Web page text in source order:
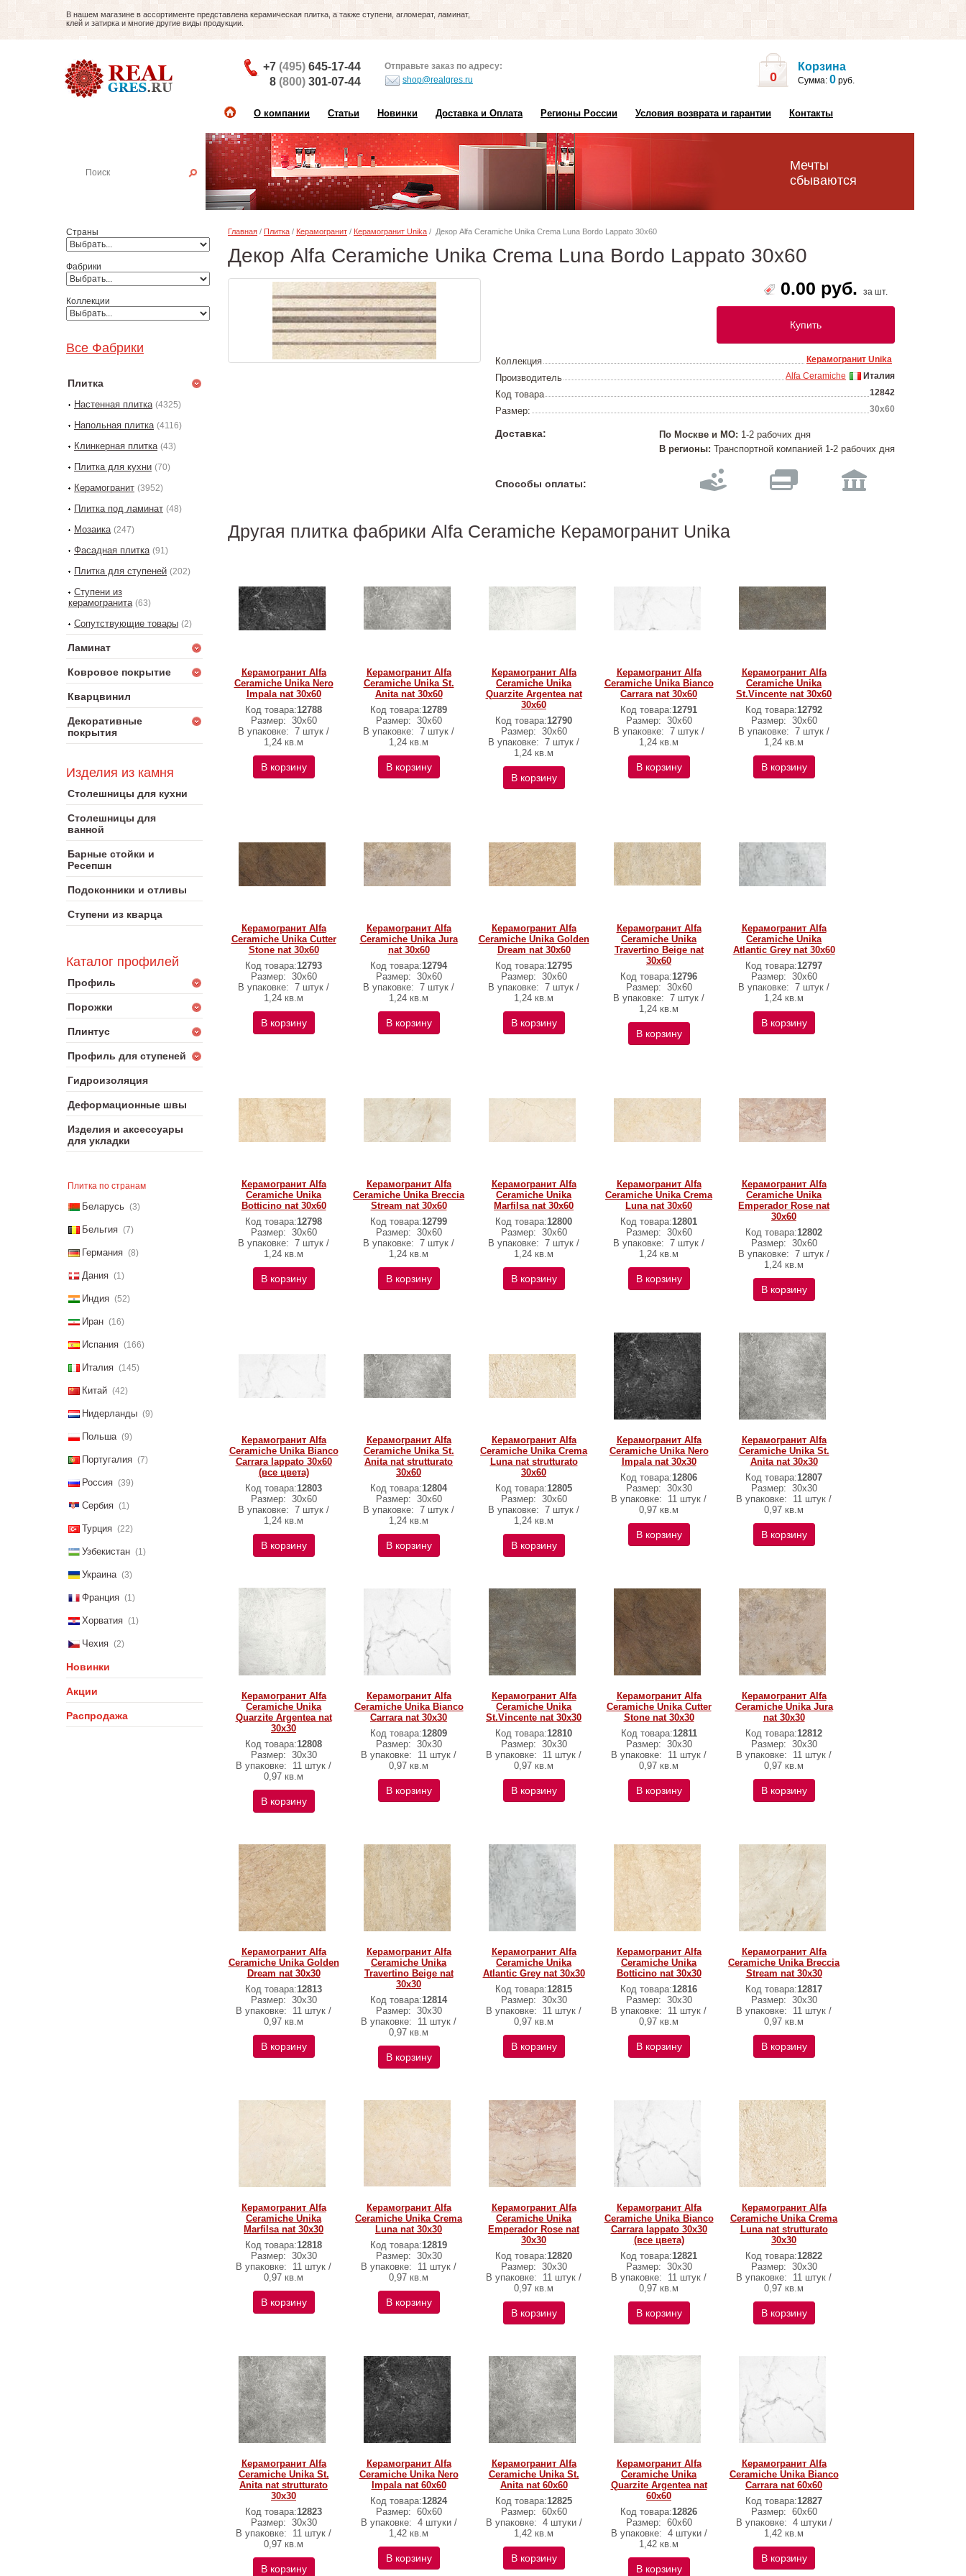
В нашем магазине в ассортименте представлена керамическая плитка, а также ступени, агломерат, ламинат,
клей и затирка и многие другие виды продукции.
+7 (495) 645-17-44
8 (800) 301-07-44
Отправьте заказ по адресу:
shop@realgres.ru
0
Корзина
Сумма: 0 руб.
О компании Статьи Новинки Доставка и Оплата Регионы России Условия возврата и гарантии Контакты
Мечты
сбываются
Страны
Фабрики
Коллекции
Все Фабрики
Плитка
Настенная плитка (4325)
Напольная плитка (4116)
Клинкерная плитка (43)
Плитка для кухни (70)
Керамогранит (3952)
Плитка под ламинат (48)
Мозаика (247)
Фасадная плитка (91)
Плитка для ступеней (202)
Ступени из
керамогранита (63)
Сопутствующие товары (2)
Ламинат
Ковровое покрытие
Кварцвинил
Декоративные
покрытия
Изделия из камня
Столешницы для кухни
Столешницы для
ванной
Барные стойки и
Ресепшн
Подоконники и отливы
Ступени из кварца
Каталог профилей
Профиль
Порожки
Плинтус
Профиль для ступеней
Гидроизоляция
Деформационные швы
Изделия и аксессуары
для укладки
Плитка по странам
Беларусь (3)
Бельгия (7)
Германия (8)
Дания (1)
Индия (52)
Иран (16)
Испания (166)
Италия (145)
Китай (42)
Нидерланды (9)
Польша (9)
Португалия (7)
Россия (39)
Сербия (1)
Турция (22)
Узбекистан (1)
Украина (3)
Франция (1)
Хорватия (1)
Чехия (2)
Новинки
Акции
Распродажа
Главная / Плитка / Керамогранит / Керамогранит Unika / Декор Alfa Ceramiche Unika Crema Luna Bordo Lappato 30х60
Декор Alfa Ceramiche Unika Crema Luna Bordo Lappato 30х60
0.00 руб. за шт.
Купить
Коллекция Керамогранит Unika
Производитель Италия
Alfa Ceramiche
Код товара 12842
Размер: 30х60
Доставка: По Москве и МО: 1-2 рабочих дня
В регионы: Транспортной компанией 1-2 рабочих дня
Способы оплаты:
Другая плитка фабрики Alfa Ceramiche Керамогранит Unika
Керамогранит Alfa
Ceramiche Unika Nero
Impala nat 30х60
Код товара:12788
Размер: 30х60
В упаковке: 7 штук /
1,24 кв.м
В корзину
Керамогранит Alfa
Ceramiche Unika St.
Anita nat 30х60
Код товара:12789
Размер: 30х60
В упаковке: 7 штук /
1,24 кв.м
В корзину
Керамогранит Alfa
Ceramiche Unika
Quarzite Argentea nat
30х60
Код товара:12790
Размер: 30х60
В упаковке: 7 штук /
1,24 кв.м
В корзину
Керамогранит Alfa
Ceramiche Unika Bianco
Carrara nat 30х60
Код товара:12791
Размер: 30х60
В упаковке: 7 штук /
1,24 кв.м
В корзину
Керамогранит Alfa
Ceramiche Unika
St.Vincente nat 30х60
Код товара:12792
Размер: 30х60
В упаковке: 7 штук /
1,24 кв.м
В корзину
Керамогранит Alfa
Ceramiche Unika Cutter
Stone nat 30х60
Код товара:12793
Размер: 30х60
В упаковке: 7 штук /
1,24 кв.м
В корзину
Керамогранит Alfa
Ceramiche Unika Jura
nat 30х60
Код товара:12794
Размер: 30х60
В упаковке: 7 штук /
1,24 кв.м
В корзину
Керамогранит Alfa
Ceramiche Unika Golden
Dream nat 30х60
Код товара:12795
Размер: 30х60
В упаковке: 7 штук /
1,24 кв.м
В корзину
Керамогранит Alfa
Ceramiche Unika
Travertino Beige nat
30х60
Код товара:12796
Размер: 30х60
В упаковке: 7 штук /
1,24 кв.м
В корзину
Керамогранит Alfa
Ceramiche Unika
Atlantic Grey nat 30х60
Код товара:12797
Размер: 30х60
В упаковке: 7 штук /
1,24 кв.м
В корзину
Керамогранит Alfa
Ceramiche Unika
Botticino nat 30х60
Код товара:12798
Размер: 30х60
В упаковке: 7 штук /
1,24 кв.м
В корзину
Керамогранит Alfa
Ceramiche Unika Breccia
Stream nat 30х60
Код товара:12799
Размер: 30х60
В упаковке: 7 штук /
1,24 кв.м
В корзину
Керамогранит Alfa
Ceramiche Unika
Marfilsa nat 30х60
Код товара:12800
Размер: 30х60
В упаковке: 7 штук /
1,24 кв.м
В корзину
Керамогранит Alfa
Ceramiche Unika Crema
Luna nat 30х60
Код товара:12801
Размер: 30х60
В упаковке: 7 штук /
1,24 кв.м
В корзину
Керамогранит Alfa
Ceramiche Unika
Emperador Rose nat
30х60
Код товара:12802
Размер: 30х60
В упаковке: 7 штук /
1,24 кв.м
В корзину
Керамогранит Alfa
Ceramiche Unika Bianco
Carrara lappato 30х60
(все цвета)
Код товара:12803
Размер: 30х60
В упаковке: 7 штук /
1,24 кв.м
В корзину
Керамогранит Alfa
Ceramiche Unika St.
Anita nat strutturato
30х60
Код товара:12804
Размер: 30х60
В упаковке: 7 штук /
1,24 кв.м
В корзину
Керамогранит Alfa
Ceramiche Unika Crema
Luna nat strutturato
30х60
Код товара:12805
Размер: 30х60
В упаковке: 7 штук /
1,24 кв.м
В корзину
Керамогранит Alfa
Ceramiche Unika Nero
Impala nat 30х30
Код товара:12806
Размер: 30х30
В упаковке:
11 штук /
0,97 кв.м
В корзину
Керамогранит Alfa
Ceramiche Unika St.
Anita nat 30х30
Код товара:12807
Размер: 30х30
В упаковке:
11 штук /
0,97 кв.м
В корзину
Керамогранит Alfa
Ceramiche Unika
Quarzite Argentea nat
30х30
Код товара:12808
Размер: 30х30
В упаковке:
11 штук /
0,97 кв.м
В корзину
Керамогранит Alfa
Ceramiche Unika Bianco
Carrara nat 30х30
Код товара:12809
Размер: 30х30
В упаковке:
11 штук /
0,97 кв.м
В корзину
Керамогранит Alfa
Ceramiche Unika
St.Vincente nat 30х30
Код товара:12810
Размер: 30х30
В упаковке:
11 штук /
0,97 кв.м
В корзину
Керамогранит Alfa
Ceramiche Unika Cutter
Stone nat 30х30
Код товара:12811
Размер: 30х30
В упаковке:
11 штук /
0,97 кв.м
В корзину
Керамогранит Alfa
Ceramiche Unika Jura
nat 30х30
Код товара:12812
Размер: 30х30
В упаковке:
11 штук /
0,97 кв.м
В корзину
Керамогранит Alfa
Ceramiche Unika Golden
Dream nat 30х30
Код товара:12813
Размер: 30х30
В упаковке:
11 штук /
0,97 кв.м
В корзину
Керамогранит Alfa
Ceramiche Unika
Travertino Beige nat
30х30
Код товара:12814
Размер: 30х30
В упаковке:
11 штук /
0,97 кв.м
В корзину
Керамогранит Alfa
Ceramiche Unika
Atlantic Grey nat 30х30
Код товара:12815
Размер: 30х30
В упаковке:
11 штук /
0,97 кв.м
В корзину
Керамогранит Alfa
Ceramiche Unika
Botticino nat 30х30
Код товара:12816
Размер: 30х30
В упаковке:
11 штук /
0,97 кв.м
В корзину
Керамогранит Alfa
Ceramiche Unika Breccia
Stream nat 30х30
Код товара:12817
Размер: 30х30
В упаковке:
11 штук /
0,97 кв.м
В корзину
Керамогранит Alfa
Ceramiche Unika
Marfilsa nat 30х30
Код товара:12818
Размер: 30х30
В упаковке:
11 штук /
0,97 кв.м
В корзину
Керамогранит Alfa
Ceramiche Unika Crema
Luna nat 30х30
Код товара:12819
Размер: 30х30
В упаковке:
11 штук /
0,97 кв.м
В корзину
Керамогранит Alfa
Ceramiche Unika
Emperador Rose nat
30х30
Код товара:12820
Размер: 30х30
В упаковке:
11 штук /
0,97 кв.м
В корзину
Керамогранит Alfa
Ceramiche Unika Bianco
Carrara lappato 30х30
(все цвета)
Код товара:12821
Размер: 30х30
В упаковке:
11 штук /
0,97 кв.м
В корзину
Керамогранит Alfa
Ceramiche Unika Crema
Luna nat strutturato
30х30
Код товара:12822
Размер: 30х30
В упаковке:
11 штук /
0,97 кв.м
В корзину
Керамогранит Alfa
Ceramiche Unika St.
Anita nat strutturato
30х30
Код товара:12823
Размер: 30х30
В упаковке:
11 штук /
0,97 кв.м
В корзину
Керамогранит Alfa
Ceramiche Unika Nero
Impala nat 60х60
Код товара:12824
Размер: 60х60
В упаковке: 4 штуки /
1,42 кв.м
В корзину
Керамогранит Alfa
Ceramiche Unika St.
Anita nat 60х60
Код товара:12825
Размер: 60х60
В упаковке: 4 штуки /
1,42 кв.м
В корзину
Керамогранит Alfa
Ceramiche Unika
Quarzite Argentea nat
60х60
Код товара:12826
Размер: 60х60
В упаковке: 4 штуки /
1,42 кв.м
В корзину
Керамогранит Alfa
Ceramiche Unika Bianco
Carrara nat 60х60
Код товара:12827
Размер: 60х60
В упаковке: 4 штуки /
1,42 кв.м
В корзину